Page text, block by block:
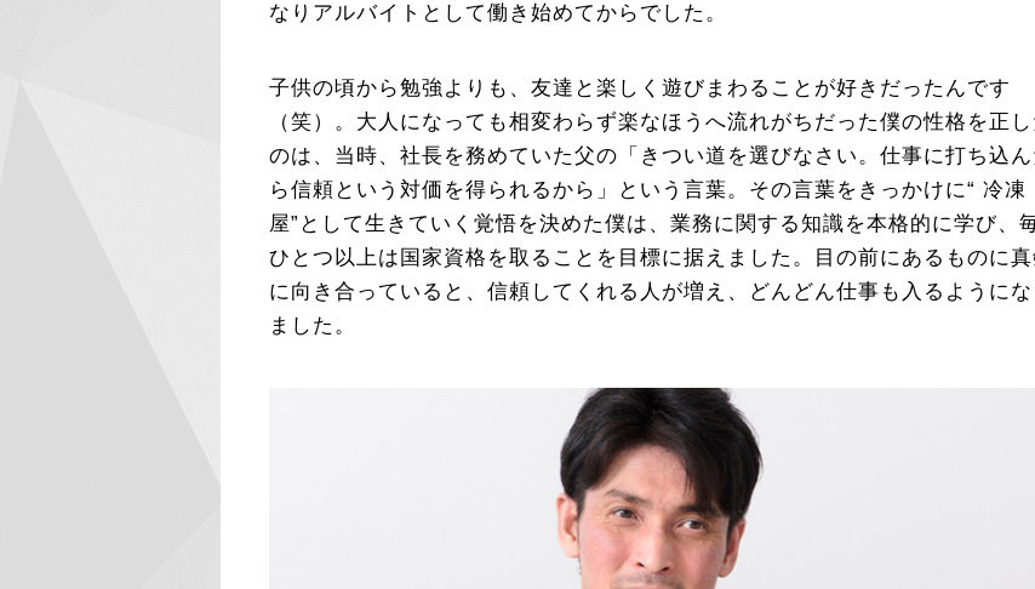
なりアルバイトとして働き始めてからでした。
子供の頃から勉強よりも、友達と楽しく遊びまわることが好きだったんです
（笑）。大人になっても相変わらず楽なほうへ流れがちだった僕の性格を正し
のは、当時、社長を務めていた父の「きつい道を選びなさい。仕事に打ち込
ら信頼という対価を得られるから」という言葉。その言葉をきっかけに“ 冷凍
屋”として生きていく覚悟を決めた僕は、業務に関する知識を本格的に学び、
ひとつ以上は国家資格を取ることを目標に据えました。目の前にあるものに真
に向き合っていると、信頼してくれる人が増え、どんどん仕事も入るようにな
ました。